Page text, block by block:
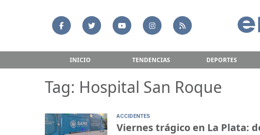
INICIO TENDENCIAS DEPORTES
Tag: Hospital San Roque
ACCIDENTES
Viernes trágico en La Plata: